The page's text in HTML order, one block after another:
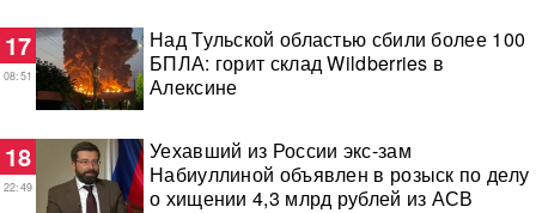
17
08:51
Над Тульской областью сбили более 100
БПЛА: горит склад Wildberries в
Алексине
18
22:49
Уехавший из России экс-зам
Набиуллиной объявлен в розыск по делу
о хищении 4,3 млрд рублей из АСВ